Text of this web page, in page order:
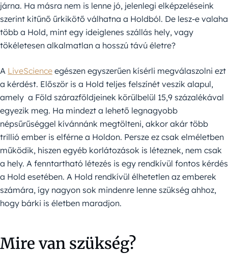
járna. Ha másra nem is lenne jó, jelenlegi elképzeléseink
szerint kitűnő űrkikötő válhatna a Holdból. De lesz-e valaha
több a Hold, mint egy ideiglenes szállás hely, vagy
tökéletesen alkalmatlan a hosszú távú életre?
A LiveScience egészen egyszerűen kísérli megválaszolni ezt
a kérdést. Először is a Hold teljes felszínét veszik alapul,
amely a Föld szárazföldjeinek körülbelül 15,9 százalékával
egyezik meg. Ha mindezt a lehető legnagyobb
népsűrűséggel kívánnánk megtölteni, akkor akár több
trillió ember is elférne a Holdon. Persze ez csak elméletben
működik, hiszen egyéb korlátozások is léteznek, nem csak
a hely. A fenntartható létezés is egy rendkívül fontos kérdés
a Hold esetében. A Hold rendkívül élhetetlen az emberek
számára, így nagyon sok mindenre lenne szükség ahhoz,
hogy bárki is életben maradjon.
Mire van szükség?